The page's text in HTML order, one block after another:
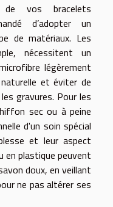
vos bracelets
d’adopter un
de matériaux. Les
nécessitent un
légèrement
et éviter de
gravures. Pour les
sec ou à peine
d'un soin spécial
et leur aspect
en plastique peuvent
doux, en veillant
ne pas altérer ses